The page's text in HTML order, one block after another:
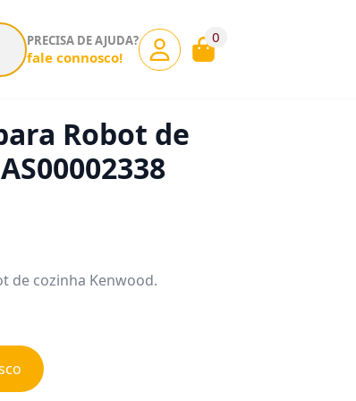
PRECISA DE AJUDA?
fale connosco!
0
Robot de
de cozinha Kenwood.